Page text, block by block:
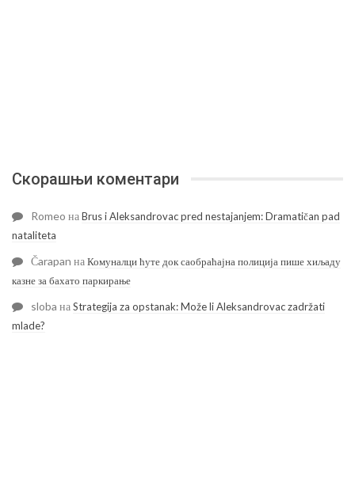
Скорашњи коментари
Romeo наBrus i Aleksandrovac pred nestajanjem: Dramatičan pad
nataliteta
Čarapan наКомуналци ћуте док саобраћајна полиција пише хиљаду
казне за бахато паркирање
sloba наStrategija za opstanak: Može li Aleksandrovac zadržati
mlade?